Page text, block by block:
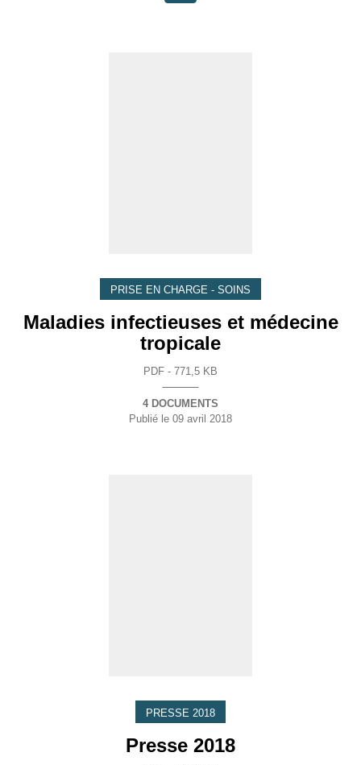
PRISE EN CHARGE - SOINS
Maladies infectieuses et médecine
tropicale
PDF - 771,5 KB
4 DOCUMENTS
Publié le 09 avril 2018
PRESSE 2018
Presse 2018